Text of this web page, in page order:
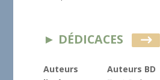
► DÉDICACES
Auteurs
Auteurs BD